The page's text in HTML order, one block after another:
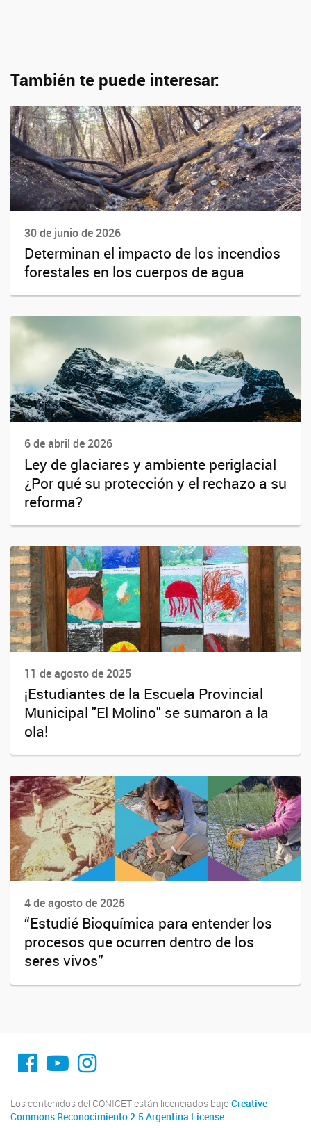
También te puede interesar:
30 de junio de 2026
Determinan el impacto de los incendios
forestales en los cuerpos de agua
6 de abril de 2026
Ley de glaciares y ambiente periglacial
¿Por qué su protección y el rechazo a su
reforma?
11 de agosto de 2025
¡Estudiantes de la Escuela Provincial
Municipal "El Molino" se sumaron a la
ola!
4 de agosto de 2025
“Estudié Bioquímica para entender los
procesos que ocurren dentro de los
seres vivos”
fa-facebook
YouTube
Instagram
Los contenidos del CONICET están licenciados bajo Creative
Commons Reconocimiento 2.5 Argentina License